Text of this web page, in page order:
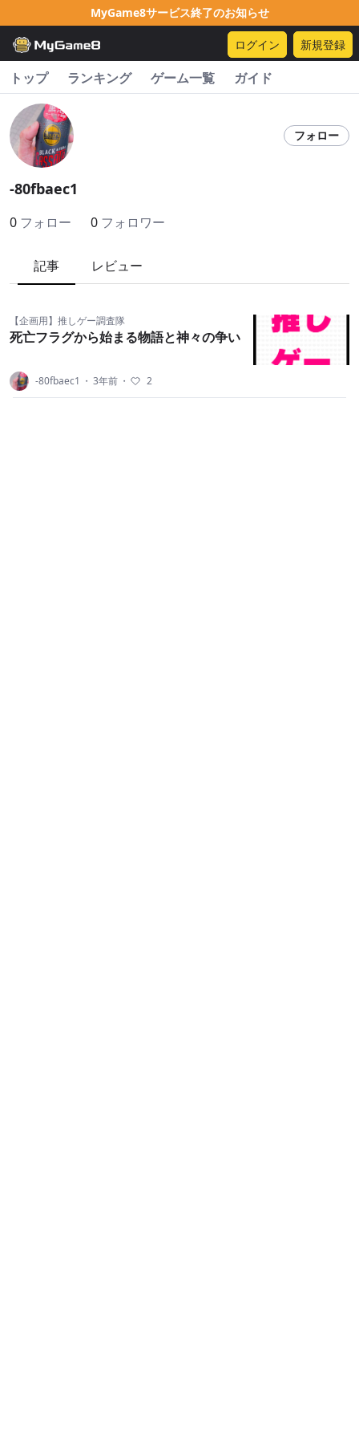
MyGame8サービス終了のお知らせ
ログイン 新規登録
トップ ランキング ゲーム一覧 ガイド
フォロー
-80fbaec1
0 フォロー 0 フォロワー
記事 レビュー
【企画用】推しゲー調査隊
死亡フラグから始まる物語と神々の争い
-80fbaec1 ・ 3年前 ・ 2